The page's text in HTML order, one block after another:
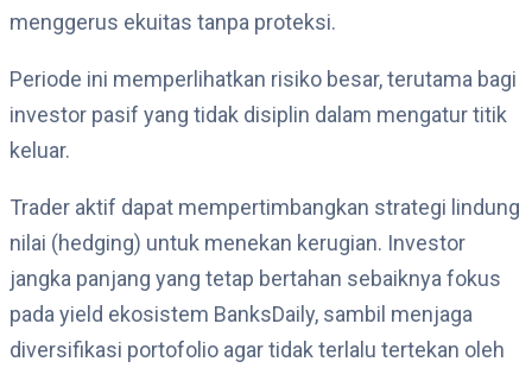
menggerus ekuitas tanpa proteksi.
Periode ini memperlihatkan risiko besar, terutama bagi
investor pasif yang tidak disiplin dalam mengatur titik
keluar.
Trader aktif dapat mempertimbangkan strategi lindung
nilai (hedging) untuk menekan kerugian. Investor
jangka panjang yang tetap bertahan sebaiknya fokus
pada yield ekosistem BanksDaily, sambil menjaga
diversifikasi portofolio agar tidak terlalu tertekan oleh